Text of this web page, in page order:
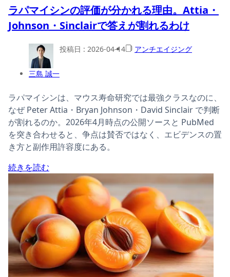
ラパマイシンの評価が分かれる理由。Attia・
Johnson・Sinclairで答えが割れるわけ
三島 誠一
投稿日 : 2026-04-14 アンチエイジング
ラパマイシンは、マウス寿命研究では最強クラスなのに、
なぜ Peter Attia・Bryan Johnson・David Sinclair で判断
が割れるのか。2026年4月時点の公開ソースと PubMed
を突き合わせると、争点は賛否ではなく、エビデンスの置
き方と副作用許容度にある。
続きを読む